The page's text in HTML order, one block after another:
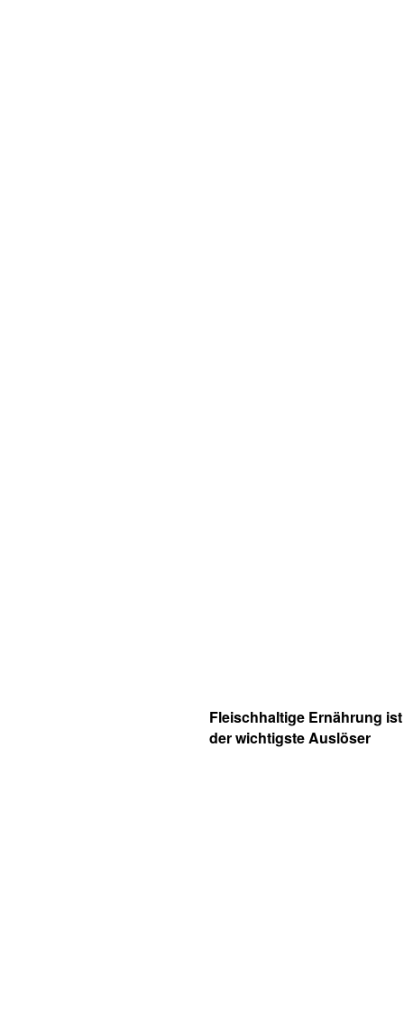
Fleischhaltige Ernährung ist
der wichtigste Auslöser